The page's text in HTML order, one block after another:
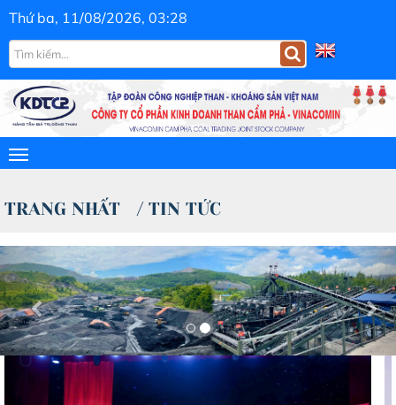
Thứ ba, 11/08/2026, 03:28
TRANG NHẤT / TIN TỨC
Previous